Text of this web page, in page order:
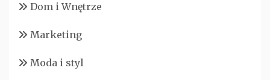
Dom i Wnętrze
Marketing
Moda i styl